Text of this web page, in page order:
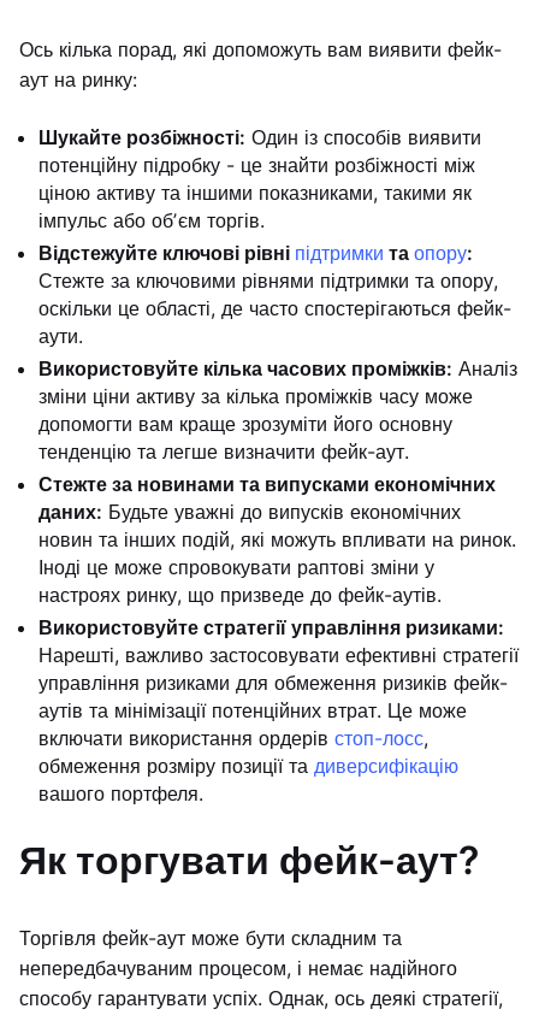
Ось кілька порад, які допоможуть вам виявити фейк-
аут на ринку:
Шукайте розбіжності: Один із способів виявити
потенційну підробку - це знайти розбіжності між
ціною активу та іншими показниками, такими як
імпульс або обʼєм торгів.
Відстежуйте ключові рівні підтримки та опору:
Стежте за ключовими рівнями підтримки та опору,
оскільки це області, де часто спостерігаються фейк-
аути.
Використовуйте кілька часових проміжків: Аналіз
зміни ціни активу за кілька проміжків часу може
допомогти вам краще зрозуміти його основну
тенденцію та легше визначити фейк-аут.
Стежте за новинами та випусками економічних
даних: Будьте уважні до випусків економічних
новин та інших подій, які можуть впливати на ринок.
Іноді це може спровокувати раптові зміни у
настроях ринку, що призведе до фейк-аутів.
Використовуйте стратегії управління ризиками:
Нарешті, важливо застосовувати ефективні стратегії
управління ризиками для обмеження ризиків фейк-
аутів та мінімізації потенційних втрат. Це може
включати використання ордерів стоп-лосс,
обмеження розміру позиції та диверсифікацію
вашого портфеля.
Як торгувати фейк-аут?
Торгівля фейк-аут може бути складним та
непередбачуваним процесом, і немає надійного
способу гарантувати успіх. Однак, ось деякі стратегії,